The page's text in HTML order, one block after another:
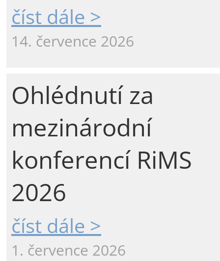
číst dále >
14. července 2026
Ohlédnutí za
mezinárodní
konferencí RiMS
2026
číst dále >
1. července 2026